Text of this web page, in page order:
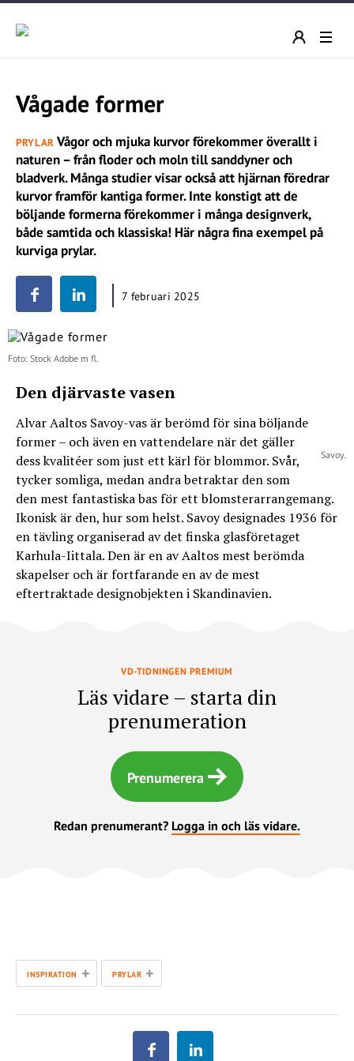
Vågade former
PRYLAR Vågor och mjuka kurvor förekommer överallt i
naturen – från floder och moln till sanddyner och
bladverk. Många studier visar också att hjärnan föredrar
kurvor framför kantiga former. Inte konstigt att de
böljande formerna förekommer i många designverk,
både samtida och klassiska! Här några fina exempel på
kurviga prylar.
7 februari 2025
Foto: Stock Adobe m fl.
Den djärvaste vasen
Savoy.
Alvar Aaltos Savoy-vas är berömd för sina böljande
former – och även en vattendelare när det gäller
dess kvalitéer som just ett kärl för blommor. Svår,
tycker somliga, medan andra betraktar den som
den mest fantastiska bas för ett blomsterarrangemang.
Ikonisk är den, hur som helst. Savoy designades 1936 för
en tävling organiserad av det finska glasföretaget
Karhula-Iittala. Den är en av Aaltos mest berömda
skapelser och är fortfarande en av de mest
eftertraktade designobjekten i Skandinavien.
VD-TIDNINGEN PREMIUM
Läs vidare – starta din
prenumeration
Prenumerera
Redan prenumerant? Logga in och läs vidare.
INSPIRATION + PRYLAR +